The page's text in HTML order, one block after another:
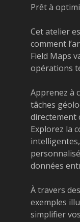
Prêt à
Cet atelier
comment
Field Maps
opérations
Apprenez à
tâches
directement
Explorez la
données
À travers
exemples
simplifier